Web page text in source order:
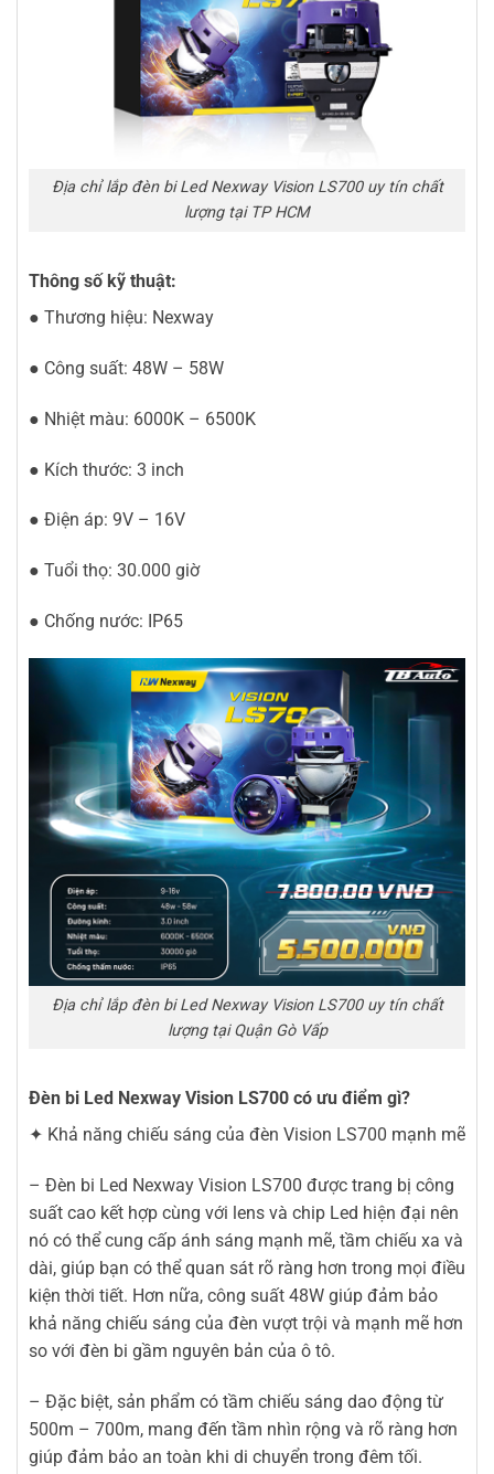
Địa chỉ lắp đèn bi Led Nexway Vision LS700 uy tín chất
lượng tại TP HCM
Thông số kỹ thuật:
● Thương hiệu: Nexway
● Công suất: 48W – 58W
● Nhiệt màu: 6000K – 6500K
● Kích thước: 3 inch
● Điện áp: 9V – 16V
● Tuổi thọ: 30.000 giờ
● Chống nước: IP65
Địa chỉ lắp đèn bi Led Nexway Vision LS700 uy tín chất
lượng tại Quận Gò Vấp
Đèn bi Led Nexway Vision LS700 có ưu điểm gì?
✦ Khả năng chiếu sáng của đèn Vision LS700 mạnh mẽ
– Đèn bi Led Nexway Vision LS700 được trang bị công
suất cao kết hợp cùng với lens và chip Led hiện đại nên
nó có thể cung cấp ánh sáng mạnh mẽ, tầm chiếu xa và
dài, giúp bạn có thể quan sát rõ ràng hơn trong mọi điều
kiện thời tiết. Hơn nữa, công suất 48W giúp đảm bảo
khả năng chiếu sáng của đèn vượt trội và mạnh mẽ hơn
so với đèn bi gầm nguyên bản của ô tô.
– Đặc biệt, sản phẩm có tầm chiếu sáng dao động từ
500m – 700m, mang đến tầm nhìn rộng và rõ ràng hơn
giúp đảm bảo an toàn khi di chuyển trong đêm tối.